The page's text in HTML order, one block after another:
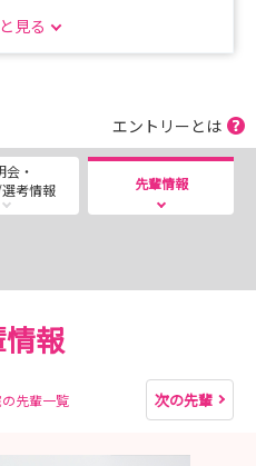
金）実施中
相談ください💁🏻‍♂️
に参加可能です🍀
円まで補助ございますの
い💁🏻‍♂️
－・－・ （2時間コース）
見る
エントリーとは
会・
考情報
先輩情報
報
先輩一覧 次の先輩